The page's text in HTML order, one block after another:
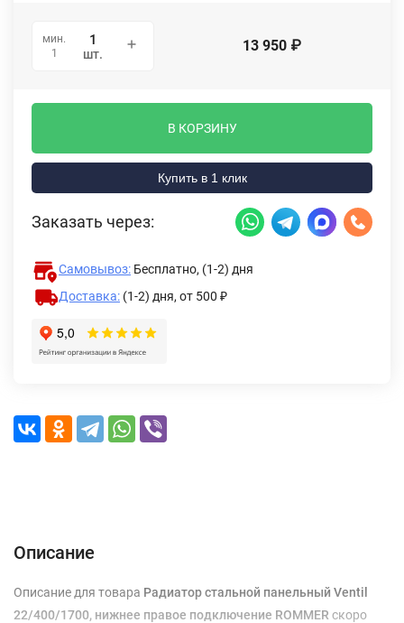
мин.
1
шт. 13 950 ₽
В КОРЗИНУ
Купить в 1 клик
Заказать через:
Самовывоз: Бесплатно, (1-2) дня
Доставка: (1-2) дня, от 500 ₽
Описание
Описание для товара Радиатор стальной панельный Ventil
22/400/1700, нижнее правое подключение ROMMER скоро